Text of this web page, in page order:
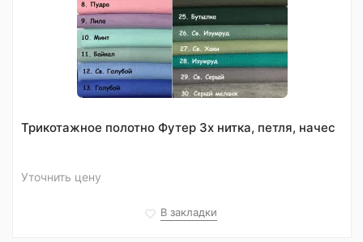
Трикотажное полотно Футер 3х нитка, петля, начес
Уточнить цену
В закладки